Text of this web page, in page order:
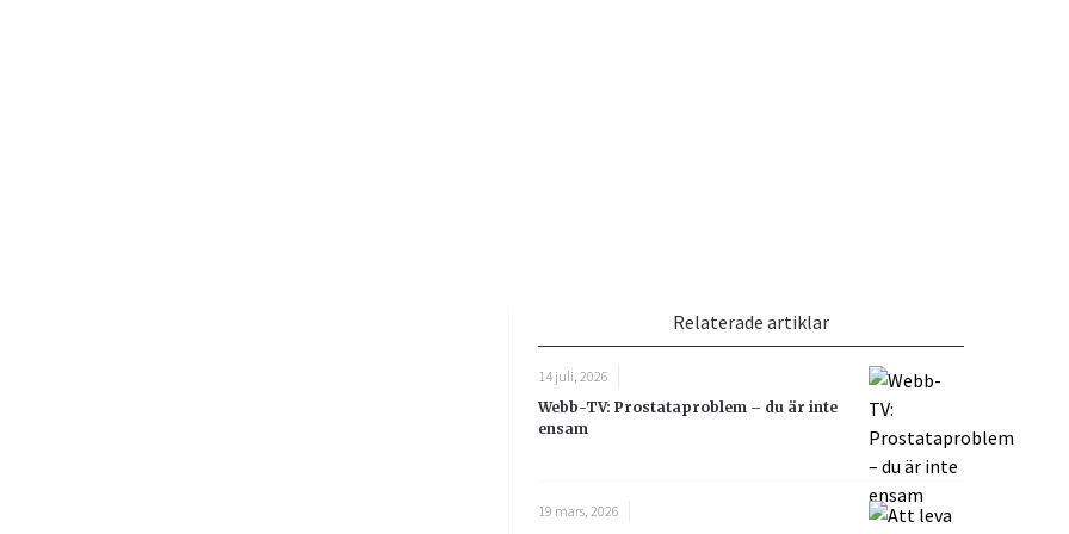
Relaterade artiklar
14 juli, 2026
Webb-TV: Prostataproblem – du är inte
ensam
19 mars, 2026
av mina uppgifter i enlighet med DOKTORNS sekretesspolicy.
besvarat över 8 000 frågor, så chansen är stor att du hittar redan